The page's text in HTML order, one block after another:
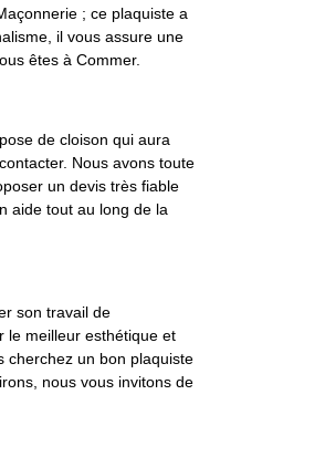
; ce plaquiste a
il vous assure une
êtes à Commer.
de cloison qui aura
Nous avons toute
un devis très fiable
aide tout au long de la
son travail de
le meilleur esthétique et
cherchez un bon plaquiste
nous vous invitons de